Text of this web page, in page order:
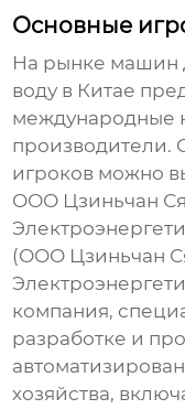
Основные
На рынке машин
воду в Китае
международные
производители.
игроков можно
ООО Цзиньчан
(ООО Цзиньчан
компания,
разработке и
хозяйства,